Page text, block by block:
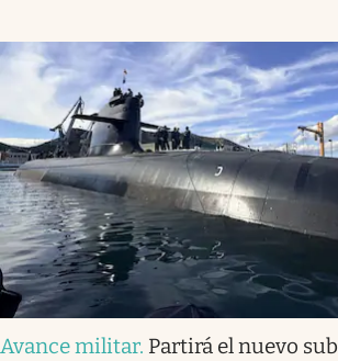
Avance militar. Partirá el nuevo